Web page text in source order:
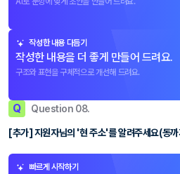
작성한 내용 다듬기
작성한 내용을 더 좋게 만들어 드려요.
구조와 표현을 구체적으로 개선해 드려요.
Q Question 08.
[추가] 지원자님의 '현 주소'를 알려주세요(동
빠르게 시작하기